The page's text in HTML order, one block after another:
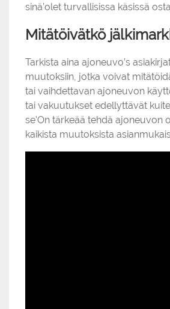
sinä’olet turvallisissa käsissä
Mitätöivätkö
Tarkista aina ajoneuvo’s
muutoksiin, jotka voivat
tai vaihdettavan ajoneuvon
tai vakuutukset edellyttävät
se’On tärkeää tehdä
kaikista muutoksista